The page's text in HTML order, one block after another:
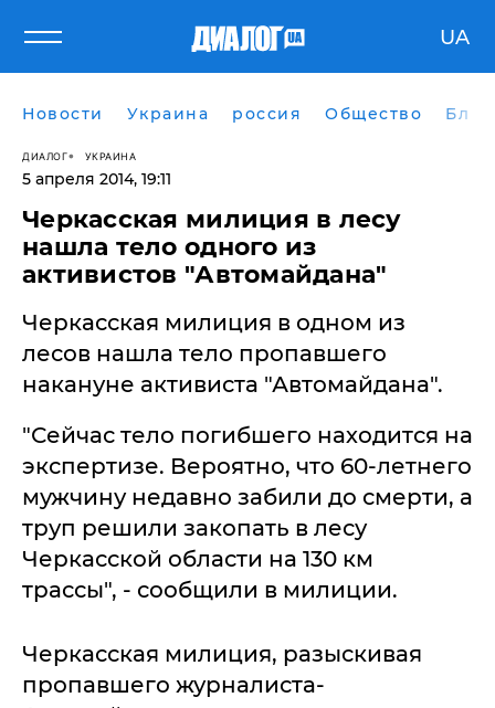
UA
Новости Украина россия Общество
ДИАЛОГ УКРАИНА
5 апреля 2014, 19:11
Черкасская милиция в лесу
нашла тело одного из
активистов "Автомайдана"
Черкасская милиция в одном из
лесов нашла тело пропавшего
накануне активиста "Автомайдана".
"Сейчас тело погибшего находится на
экспертизе. Вероятно, что 60-летнего
мужчину недавно забили до смерти, а
труп решили закопать в лесу
Черкасской области на 130 км
трассы", - сообщили в милиции.
Черкасская милиция, разыскивая
пропавшего журналиста-